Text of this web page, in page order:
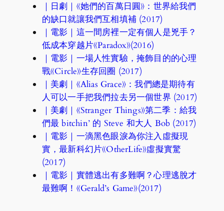
｜日劇｜《她們的百萬日圓》：世界給我們
的缺口就讓我們互相填補 (2017)
｜電影｜這一間房裡一定有個人是兇手？
低成本穿越片《Paradox》(2016)
｜電影｜一場人性實驗，掩飾目的的心理
戰《Circle》生存回圈 (2017)
｜美劇｜《Alias Grace》：我們總是期待有
人可以一手把我們拉去另一個世界 (2017)
｜美劇｜《Stranger Things》第二季：給我
們最 bitchin’ 的 Steve 和大人 Bob (2017)
｜電影｜一滴黑色眼淚為你注入虛擬現
實，最新科幻片《OtherLife》虛擬實驚
(2017)
｜電影｜實體逃出有多難啊？心理逃脫才
最難啊！《Gerald’s Game》(2017)